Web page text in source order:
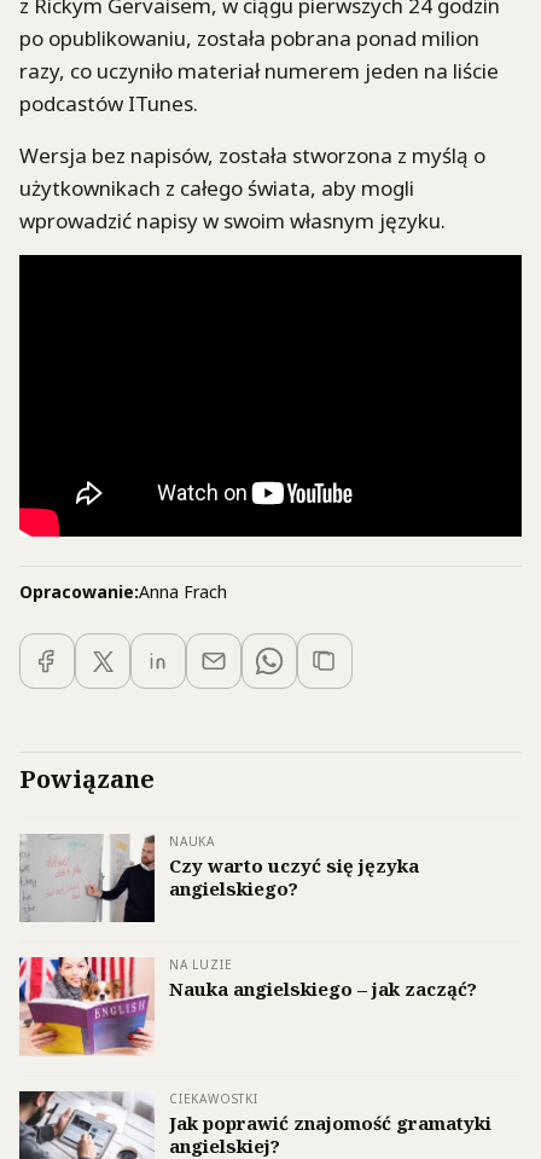
z Rickym Gervaisem, w ciągu pierwszych 24 godzin
po opublikowaniu, została pobrana ponad milion
razy, co uczyniło materiał numerem jeden na liście
podcastów ITunes.
Wersja bez napisów, została stworzona z myślą o
użytkownikach z całego świata, aby mogli
wprowadzić napisy w swoim własnym języku.
Opracowanie:Anna Frach
Powiązane
NAUKA
Czy warto uczyć się języka
angielskiego?
NA LUZIE
Nauka angielskiego – jak zacząć?
CIEKAWOSTKI
Jak poprawić znajomość gramatyki
angielskiej?